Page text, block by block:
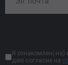
Я ознакомлен(-на)
даю согласие на